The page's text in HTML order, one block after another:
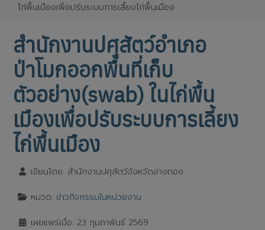
ไก่พื้นเมืองเพื่อปรับระบบการเลี้ยงไก่พื้นเมือง
สำนักงานปศุสัตว์อำเภอ
ป่าโมกออกพื้นที่เก็บ
ตัวอย่าง(swab) ในไก่พื้น
เมืองเพื่อปรับระบบการเลี้ยง
ไก่พื้นเมือง
เขียนโดย: สำนักงานปศุสัตว์จังหวัดอ่างทอง
หมวด: ข่าวกิจกรรมในหน่วยงาน
เผยแพร่เมื่อ: 23 กุมภาพันธ์ 2569